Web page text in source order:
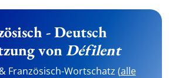
- Deutsch
vonDéfilent
Französisch-Wortschatz (alle